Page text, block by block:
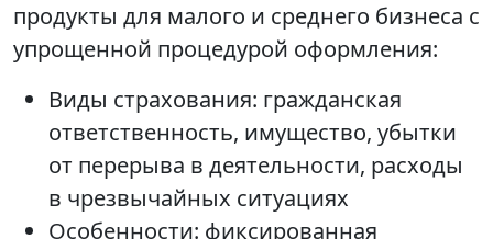
продукты для малого и среднего бизнеса с
упрощенной процедурой оформления:
Виды страхования: гражданская
ответственность, имущество, убытки
от перерыва в деятельности, расходы
в чрезвычайных ситуациях
Особенности: фиксированная